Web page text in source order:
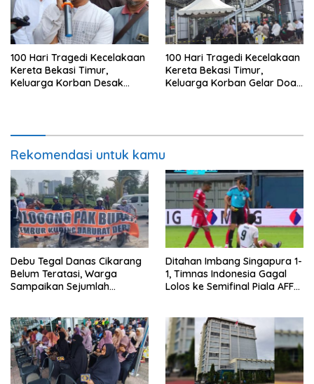
100 Hari Tragedi Kecelakaan
Kereta Bekasi Timur,
Keluarga Korban Desak
100 Hari Tragedi Kecelakaan
Kereta Bekasi Timur,
Keluarga Korban Gelar Doa
Rekomendasi untuk kamu
Debu Tegal Danas Cikarang
Belum Teratasi, Warga
Sampaikan Sejumlah
Ditahan Imbang Singapura 1-
1, Timnas Indonesia Gagal
Lolos ke Semifinal Piala AFF